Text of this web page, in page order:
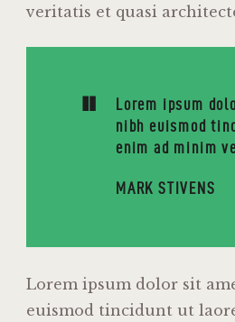
veritatis et quasi
Lorem ipsum
nibh euismod
enim ad minim
MARK STIVENS
Lorem ipsum dolor sit
euismod tincidunt ut